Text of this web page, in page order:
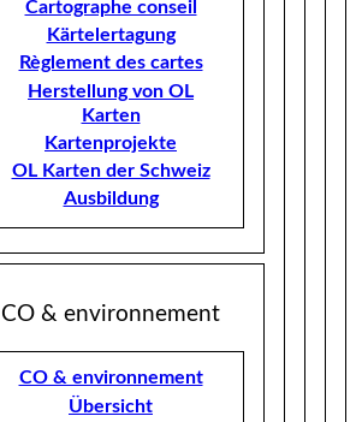
Cartographe conseil
Kärtelertagung
Règlement des cartes
Herstellung von OL
Karten
Kartenprojekte
OL Karten der Schweiz
Ausbildung
CO & environnement
CO & environnement
Übersicht